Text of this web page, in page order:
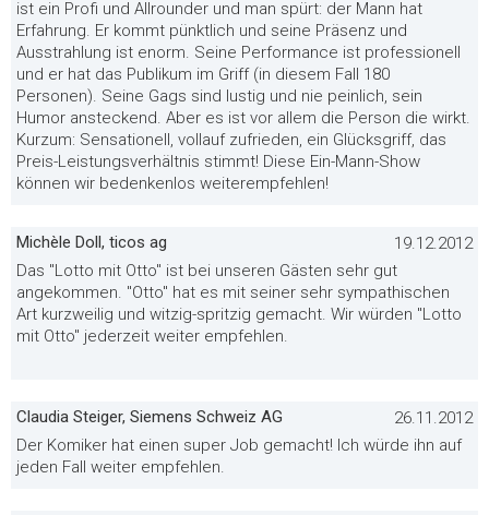
ist ein Profi und Allrounder und man spürt: der Mann hat
Erfahrung. Er kommt pünktlich und seine Präsenz und
Ausstrahlung ist enorm. Seine Performance ist professionell
und er hat das Publikum im Griff (in diesem Fall 180
Personen). Seine Gags sind lustig und nie peinlich, sein
Humor ansteckend. Aber es ist vor allem die Person die wirkt.
Kurzum: Sensationell, vollauf zufrieden, ein Glücksgriff, das
Preis-Leistungsverhältnis stimmt! Diese Ein-Mann-Show
können wir bedenkenlos weiterempfehlen!
Michèle Doll, ticos ag
19.12.2012
Das "Lotto mit Otto" ist bei unseren Gästen sehr gut
angekommen. "Otto" hat es mit seiner sehr sympathischen
Art kurzweilig und witzig-spritzig gemacht. Wir würden "Lotto
mit Otto" jederzeit weiter empfehlen.
Claudia Steiger, Siemens Schweiz AG
26.11.2012
Der Komiker hat einen super Job gemacht! Ich würde ihn auf
jeden Fall weiter empfehlen.